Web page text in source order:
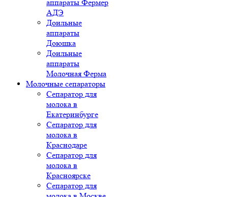
аппараты Фермер
АДЭ
Доильные
аппараты
Доюшка
Доильные
аппараты
Молочная Ферма
Молочные сепараторы
Сепаратор для
молока в
Екатеринбурге
Сепаратор для
молока в
Краснодаре
Сепаратор для
молока в
Красноярске
Сепаратор для